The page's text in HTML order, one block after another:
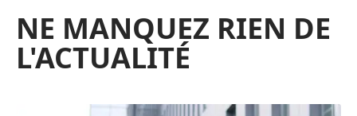
NE MANQUEZ RIEN DE
L'ACTUALITÉ